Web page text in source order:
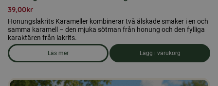
39,00kr
Honungslakrits Karameller kombinerar två älskade smaker i en och
samma karamell – den mjuka sötman från honung och den fylliga
karaktären från lakrits.
Läs mer
om produkten Honungslakrits Karameller 100gr
Lägg i varukorg